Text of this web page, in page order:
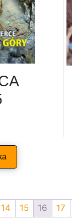
14 15 16 17